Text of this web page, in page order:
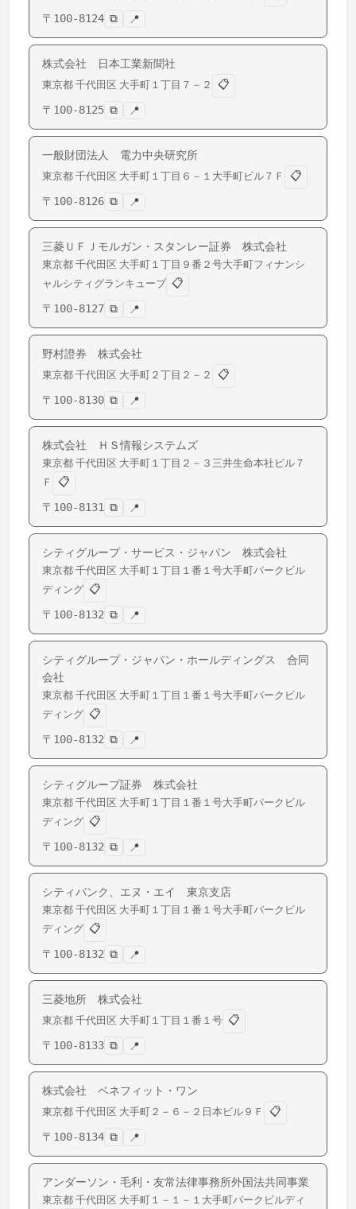
〒 100-8124 ⧉ 📍
株式会社 日本工業新聞社
東京都 千代田区 大手町 １丁目７－２
📋
〒 100-8125 ⧉ 📍
一般財団法人 電力中央研究所
東京都 千代田区 大手町 １丁目６－１大手町ビル７Ｆ
📋
〒 100-8126 ⧉ 📍
三菱ＵＦＪモルガン・スタンレー証券 株式会社
東京都 千代田区 大手町 １丁目９番２号大手町フィナンシ
ャルシティグランキューブ 📋
〒 100-8127 ⧉ 📍
野村證券 株式会社
東京都 千代田区 大手町 ２丁目２－２
📋
〒 100-8130 ⧉ 📍
株式会社 ＨＳ情報システムズ
東京都 千代田区 大手町 １丁目２－３三井生命本社ビル７
Ｆ
📋
〒 100-8131 ⧉ 📍
シティグループ・サービス・ジャパン 株式会社
東京都 千代田区 大手町 １丁目１番１号大手町パークビル
ディング 📋
〒 100-8132 ⧉ 📍
シティグループ・ジャパン・ホールディングス 合同
会社
東京都 千代田区 大手町 １丁目１番１号大手町パークビル
ディング 📋
〒 100-8132 ⧉ 📍
シティグループ証券 株式会社
東京都 千代田区 大手町 １丁目１番１号大手町パークビル
ディング 📋
〒 100-8132 ⧉ 📍
シティバンク、エヌ・エイ 東京支店
東京都 千代田区 大手町 １丁目１番１号大手町パークビル
ディング 📋
〒 100-8132 ⧉ 📍
三菱地所 株式会社
東京都 千代田区 大手町 １丁目１番１号 📋
〒 100-8133 ⧉ 📍
株式会社 ベネフィット・ワン
東京都 千代田区 大手町 ２－６－２日本ビル９Ｆ
📋
〒 100-8134 ⧉ 📍
アンダーソン・毛利・友常法律事務所外国法共同事業
東京都 千代田区 大手町 １－１－１大手町パークビルディ